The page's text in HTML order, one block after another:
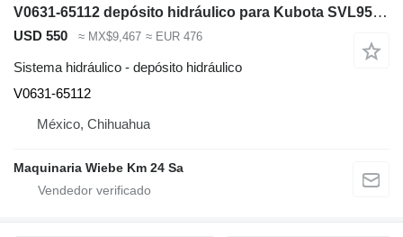
V0631-65112 depósito hidráulico para Kubota SVL95-2S minicargadora de cadenas
USD 550 ≈ MX$9,467 ≈ EUR 476
Sistema hidráulico - depósito hidráulico
V0631-65112
México, Chihuahua
Maquinaria Wiebe Km 24 Sa